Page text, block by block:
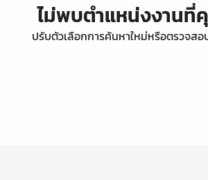
ไม่พบตำแหน่งงาน
ปรับตัวเลือกการค้นหาใหม่หรือตรวจส